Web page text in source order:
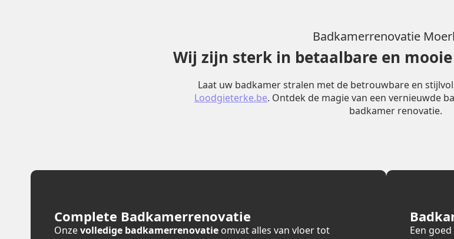
Badkamerrenovatie
Wij zijn sterk in betaalbare en
Laat uw badkamer stralen met de betrouwbare en
Loodgieterke.be. Ontdek de magie van een vernieuwde
badkamer renovatie.
Complete Badkamerrenovatie
Onzevolledige badkamerrenovatie omvat alles van vloer tot
Een